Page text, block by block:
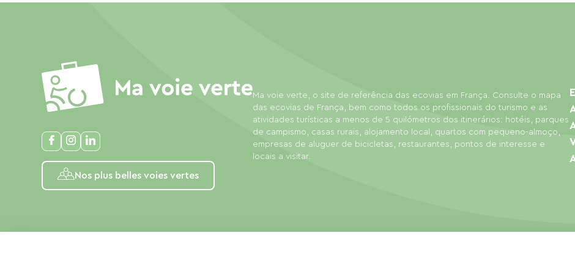
Nos plus belles voies vertes
Ma voie verte, o site de referência das ecovias em França. Consulte o mapa
das ecovias de França, bem como todos os profissionais do turismo e as
atividades turísticas a menos de 5 quilómetros dos itinerários: hotéis, parques
de campismo, casas rurais, alojamento local, quartos com pequeno-almoço,
empresas de aluguer de bicicletas, restaurantes, pontos de interesse e
locais a visitar.